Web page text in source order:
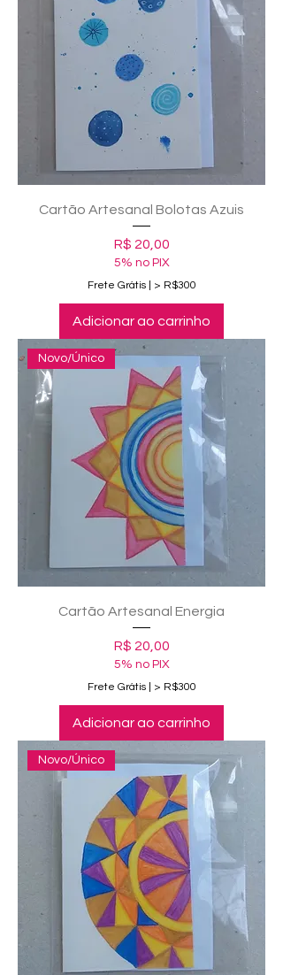
Cartão Artesanal Bolotas Azuis
Preço
R$ 20,00
5% no PIX
Frete Grátis | > R$300
Adicionar ao carrinho
Novo/Único
Cartão Artesanal Energia
Preço
R$ 20,00
5% no PIX
Frete Grátis | > R$300
Adicionar ao carrinho
Novo/Único